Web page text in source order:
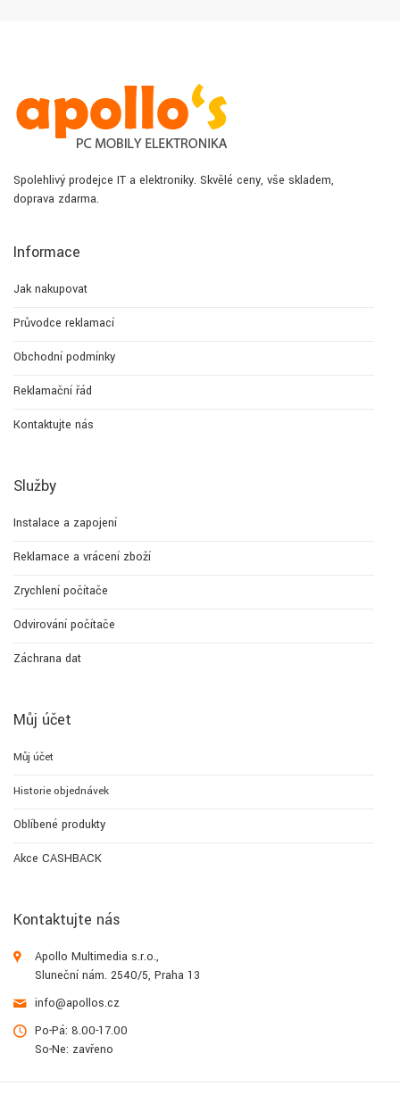
Spolehlivý prodejce IT a elektroniky. Skvělé ceny, vše skladem,
doprava zdarma.
Informace
Jak nakupovat
Průvodce reklamací
Obchodní podmínky
Reklamační řád
Kontaktujte nás
Služby
Instalace a zapojení
Reklamace a vrácení zboží
Zrychlení počítače
Odvirování počítače
Záchrana dat
Můj účet
Můj účet
Historie objednávek
Oblíbené produkty
Akce CASHBACK
Kontaktujte nás
Apollo Multimedia s.r.o.,
Sluneční nám. 2540/5, Praha 13
info@apollos.cz
Po-Pá: 8.00-17.00
So-Ne: zavřeno